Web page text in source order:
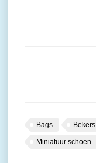
Bags Bekers
Miniatuur schoen